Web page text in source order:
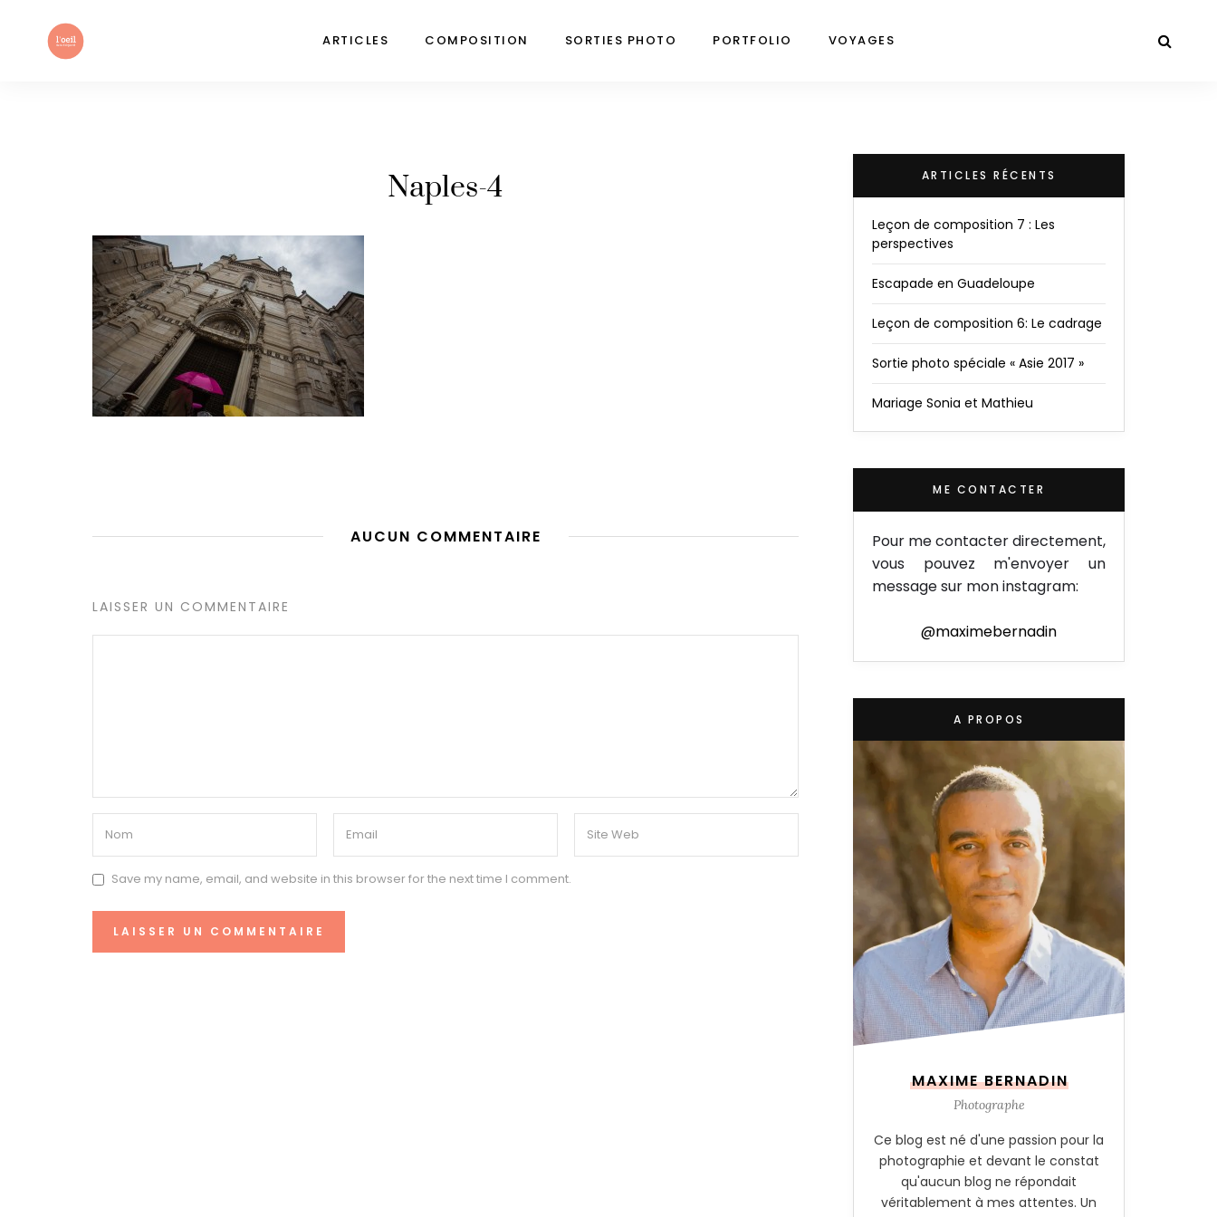
ARTICLES COMPOSITION SORTIES PHOTO PORTFOLIO VOYAGES
Naples-4
AUCUN COMMENTAIRE
LAISSER UN COMMENTAIRE
Save my name, email, and website in this browser for the next time I comment.
ARTICLES RÉCENTS
Leçon de composition 7 : Les
perspectives
Escapade en Guadeloupe
Leçon de composition 6: Le cadrage
Sortie photo spéciale « Asie 2017 »
Mariage Sonia et Mathieu
ME CONTACTER
Pour me contacter directement,
vous pouvez m'envoyer un
message sur mon instagram:
@maximebernadin
A PROPOS
MAXIME BERNADIN
Photographe
Ce blog est né d'une passion pour la
photographie et devant le constat
qu'aucun blog ne répondait
véritablement à mes attentes. Un